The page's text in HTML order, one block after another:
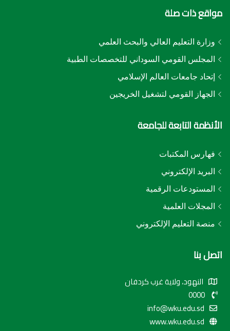
مواقع ذات صلة
وزارة التعليم العالي والبحث العلمي
المجلس القومي السوداني للتخصصات الطبية
إتحاد جامعات العالم الإسلامي
الجهاز القومي لتشغيل الخريجين
الأنظمة التابعة للجامعة
فهارس المكتبات
البريد الإلكتروني
المستودعات الرقمية
المجلات العلمية
منصة التعليم الإلكتروني
اتصل بنا
النهود، ولاية غرب كردفان
info@wku.edu.sd
www.wku.edu.sd